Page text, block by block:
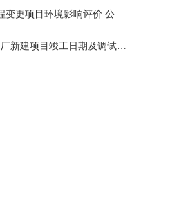
中山至开平高速公路工程变更项目环境影响评价 公众参与第二次信息公告
中山市东升镇汇升纸品厂新建项目竣工日期及调试起止日期示